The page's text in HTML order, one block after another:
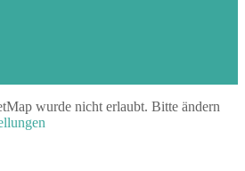
wurde nicht erlaubt. Bitte ändern